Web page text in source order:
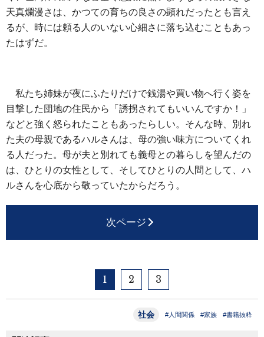
天真爛漫さは、かつての育ちの良さの顕れだったとも言え
るが、時には頼る人のいない心細さに落ち込むこともあっ
たはずだ。
私たち姉妹が夜にふたりだけで銭湯や買い物へ行く姿を
目撃した団地の住民から「誘拐されてもいいんですか！」
などと強く怒られたこともあったらしい。そんな時、別れ
た夫の母親であるハルさんは、母の強い味方についてくれ
る人だった。母が夫と別れても義母との暮らしを望んだの
は、ひとりの女性として、そしてひとりの人間として、ハ
ルさんを心底から敬っていたからだろう。
次ページ
1 2 3
社会 #人間関係 #家族 #書籍抜粋